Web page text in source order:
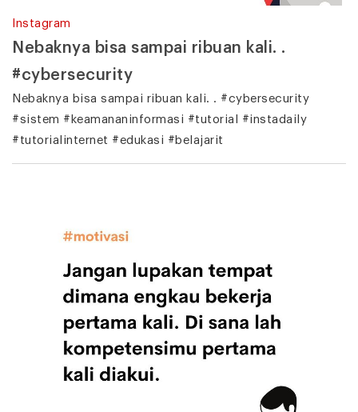
Instagram
Nebaknya bisa sampai ribuan kali. .
#cybersecurity
Nebaknya bisa sampai ribuan kali. . #cybersecurity
#sistem #keamananinformasi #tutorial #instadaily
#tutorialinternet #edukasi #belajarit